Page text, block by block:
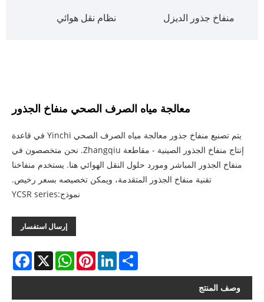
منفاخ جذور الديزل نظام نقل هوائي
معالجة مياه الصرف الصحي منفاخ الجذور
يتم تصنيع منفاخ جذور معالجة مياه الصرف الصحي Yinchi في قاعدة
إنتاج منفاخ الجذور الصينية - مقاطعة Zhangqiu. نحن متخصصون في
منفاخ الجذور المباشر ومورد حلول النقل الهوائي هنا. يستخدم منفاخنا
تقنية منفاخ الجذور المتقدمة، ويمكن تخصيصه بسعر رخيص.
نموذج:YCSR series
إرسال استفسار
X
WhatsAppPinterestLinkedInShare
وصف المنتج